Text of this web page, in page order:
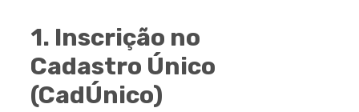
1. Inscrição no
Cadastro Único
(CadÚnico)